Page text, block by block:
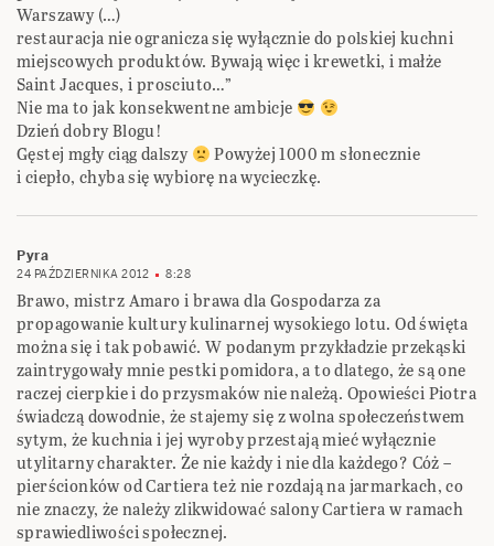
Warszawy (…)
restauracja nie ogranicza się wyłącznie do polskiej kuchni
miejscowych produktów. Bywają więc i krewetki, i małże
Saint Jacques, i prosciuto…”
Nie ma to jak konsekwentne ambicje
Dzień dobry Blogu!
Gęstej mgły ciąg dalszy
Powyżej 1000 m słonecznie
i ciepło, chyba się wybiorę na wycieczkę.
Pyra
24 PAŹDZIERNIKA 2012 8:28
Brawo, mistrz Amaro i brawa dla Gospodarza za
propagowanie kultury kulinarnej wysokiego lotu. Od święta
można się i tak pobawić. W podanym przykładzie przekąski
zaintrygowały mnie pestki pomidora, a to dlatego, że są one
raczej cierpkie i do przysmaków nie należą. Opowieści Piotra
świadczą dowodnie, że stajemy się z wolna społeczeństwem
sytym, że kuchnia i jej wyroby przestają mieć wyłącznie
utylitarny charakter. Że nie każdy i nie dla każdego? Cóż –
pierścionków od Cartiera też nie rozdają na jarmarkach, co
nie znaczy, że należy zlikwidować salony Cartiera w ramach
sprawiedliwości społecznej.